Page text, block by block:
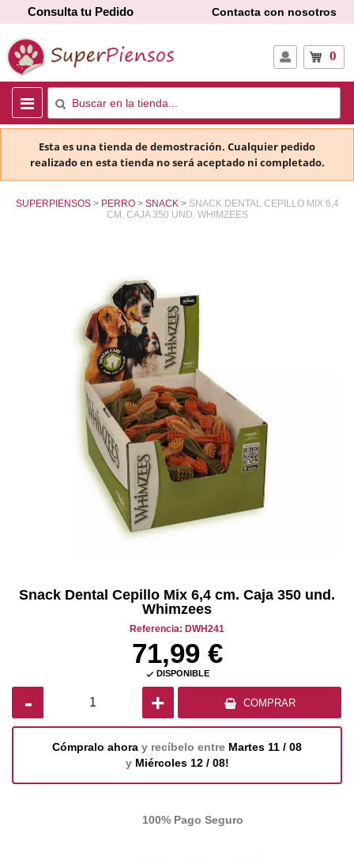
Consulta tu Pedido Contacta con nosotros
0
Esta es una tienda de demostración. Cualquier pedido
realizado en esta tienda no será aceptado ni completado.
SUPERPIENSOS PERRO SNACK
SNACK DENTAL CEPILLO MIX 6,4
CM. CAJA 350 UND. WHIMZEES
Snack Dental Cepillo Mix 6,4 cm. Caja 350 und.
Whimzees
Referencia: DWH241
71,99 €
 DISPONIBLE
- + COMPRAR
Cómpralo ahora y recíbelo entre Martes 11 / 08
y Miércoles 12 / 08!
100% Pago Seguro